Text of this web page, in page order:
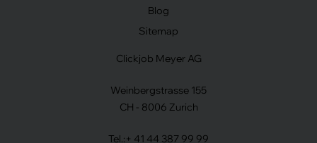
Blog
Sitemap
Clickjob Meyer AG
Weinbergstrasse 155
CH - 8006 Zurich
Tel.: + 41 44 387 99 99